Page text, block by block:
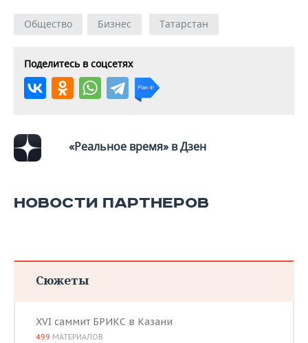
Общество Бизнес Татарстан
Поделитесь в соцсетях
«Реальное время» в Дзен
НОВОСТИ ПАРТНЕРОВ
Сюжеты
XVI саммит БРИКС в Казани
499 МАТЕРИАЛОВ